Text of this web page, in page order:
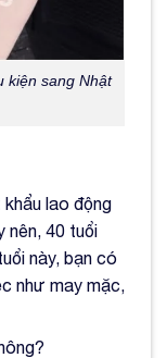
kiện sang Nhật
khẩu lao động
nên, 40 tuổi
này, bạn có
như may mặc,